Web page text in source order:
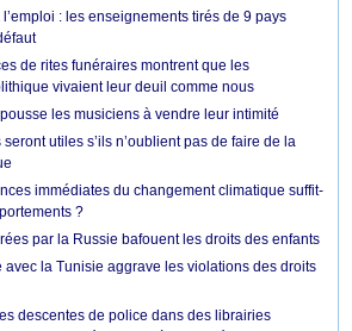
: les enseignements tirés de 9 pays
de rites funéraires montrent que les
vivaient leur deuil comme nous
les musiciens à vendre leur intimité
utiles s’ils n’oublient pas de faire de la
immédiates du changement climatique suffit-
?
par la Russie bafouent les droits des enfants
avec la Tunisie aggrave les violations des droits
descentes de police dans des librairies